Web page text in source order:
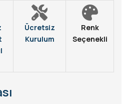
Ücretsiz
Kurulum
Renk
Seçenekli